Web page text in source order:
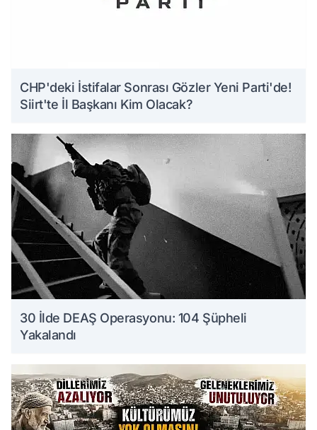
CHP'deki İstifalar Sonrası Gözler Yeni Parti'de!
Siirt'te İl Başkanı Kim Olacak?
30 İlde DEAŞ Operasyonu: 104 Şüpheli
Yakalandı